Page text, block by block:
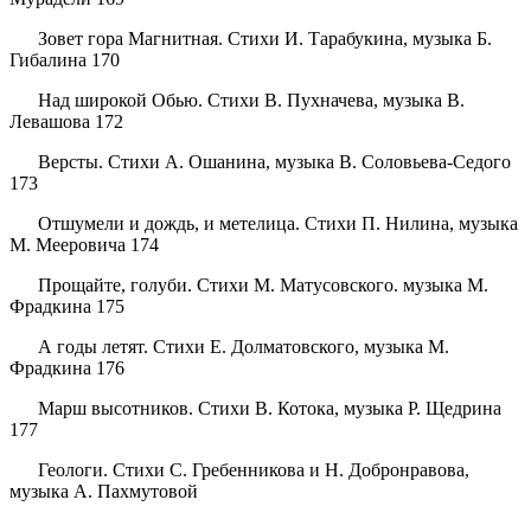
Зовет гора Магнитная. Стихи И. Тарабукина, музыка Б.
Гибалина 170
Над широкой Обью. Стихи В. Пухначева, музыка В.
Левашова 172
Версты. Стихи А. Ошанина, музыка В. Соловьева-Седого
173
Отшумели и дождь, и метелица. Стихи П. Нилина, музыка
М. Мееровича 174
Прощайте, голуби. Стихи М. Матусовского. музыка М.
Фрадкина 175
А годы летят. Стихи Е. Долматовского, музыка М.
Фрадкина 176
Марш высотников. Стихи В. Котока, музыка Р. Щедрина
177
Геологи. Стихи С. Гребенникова и Н. Добронравова,
музыка А. Пахмутовой